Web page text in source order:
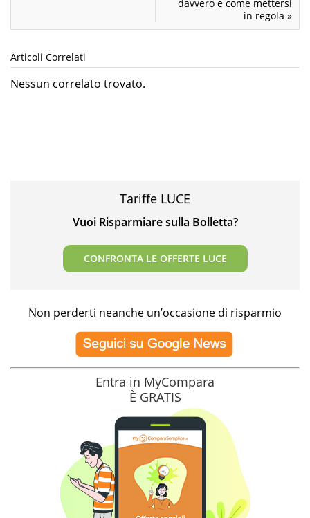
davvero e come mettersi
in regola »
Articoli Correlati
Nessun correlato trovato.
Tariffe LUCE
Vuoi Risparmiare sulla Bolletta?
CONFRONTA LE OFFERTE LUCE
Non perderti neanche un’occasione di risparmio
Entra in MyCompara
È GRATIS